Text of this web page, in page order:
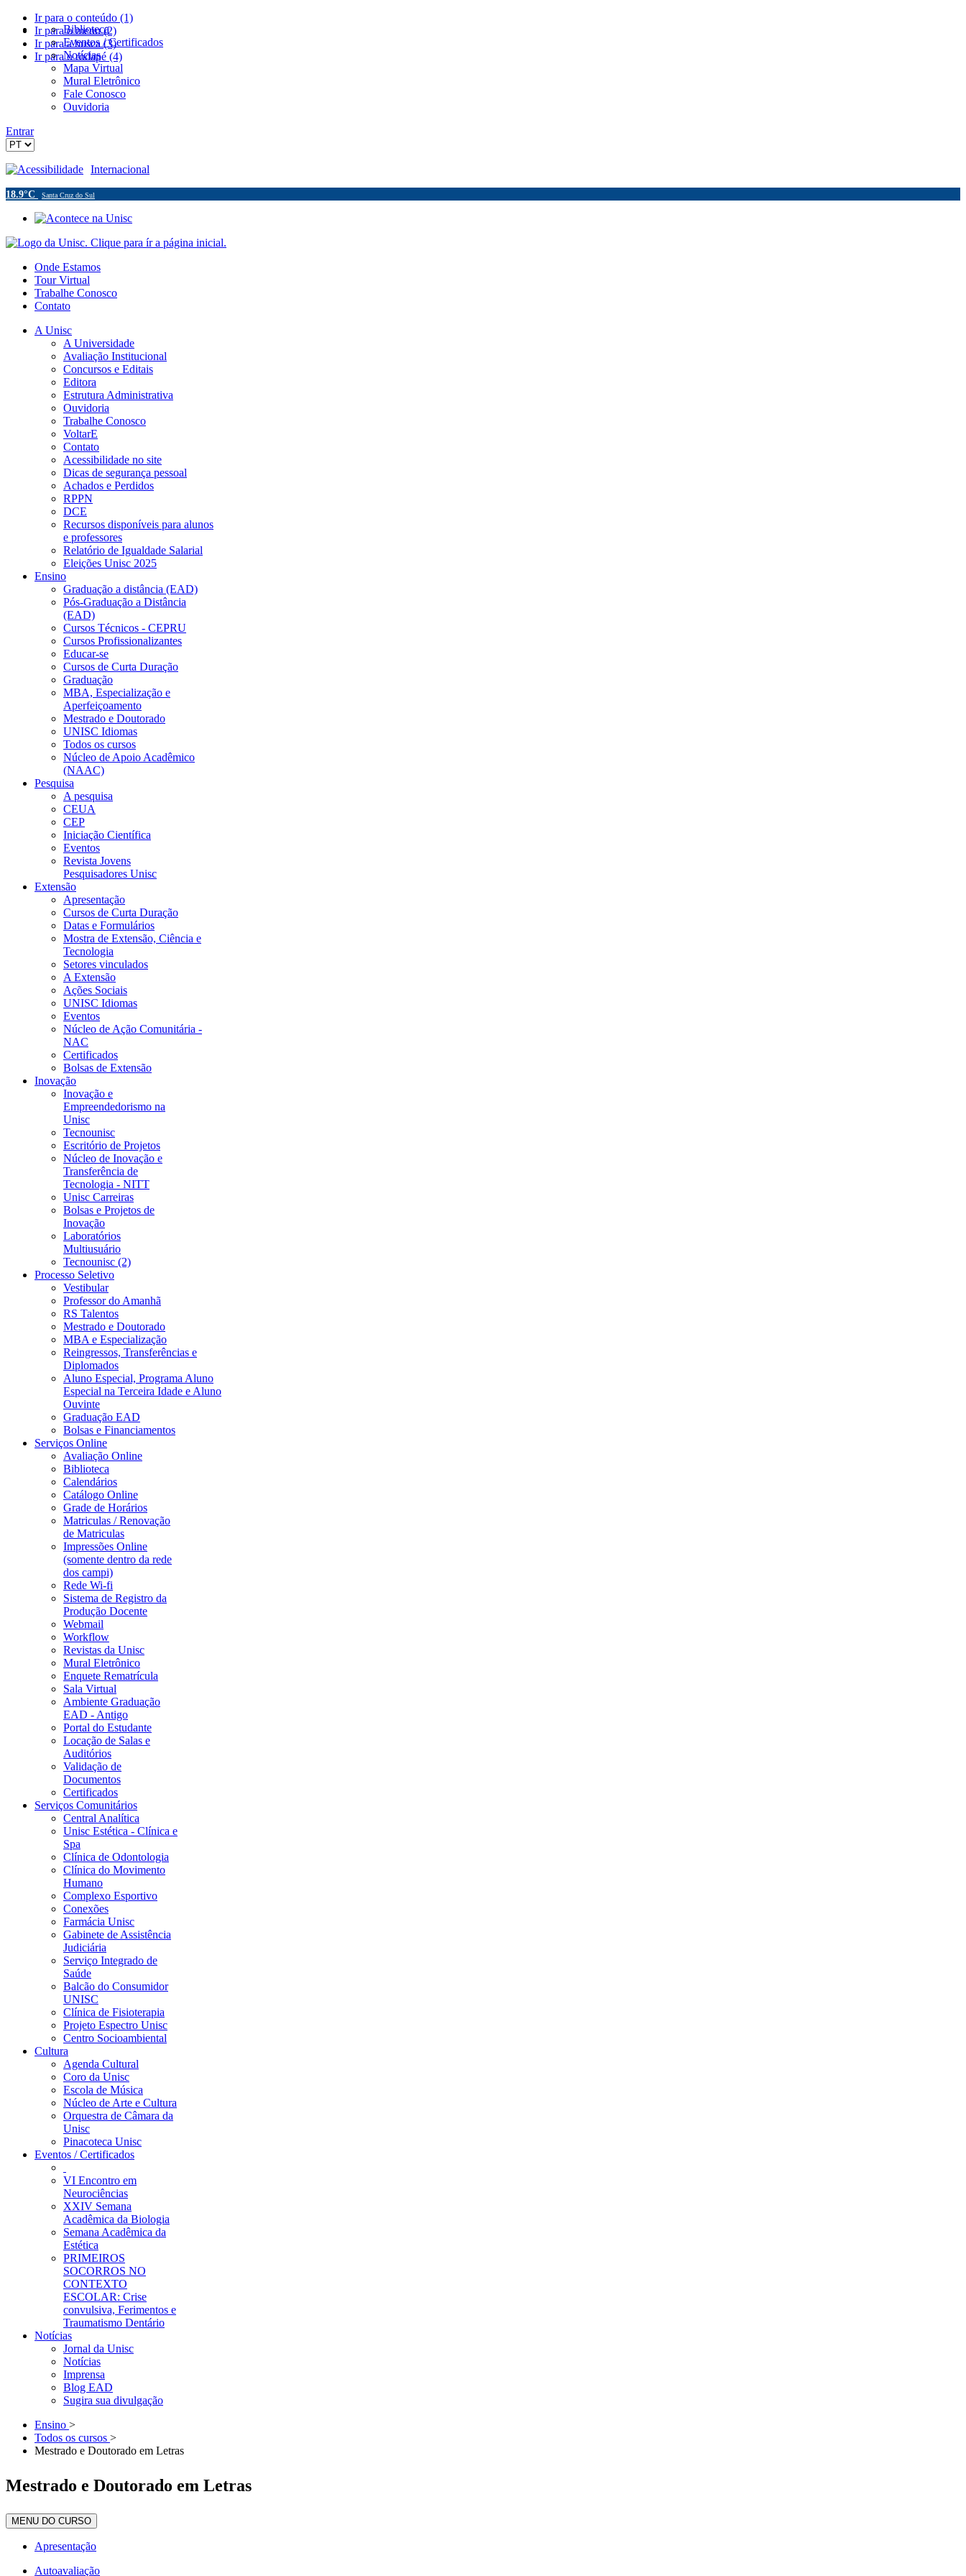
Ir para o conteúdo (1)
Ir para o menu (2)
Ir para a busca (3)
Ir para o rodapé (4)
Biblioteca
Eventos / Certificados
Notícias
Mapa Virtual
Mural Eletrônico
Fale Conosco
Ouvidoria
Entrar
Acessibilidade Internacional
18.9°C Santa Cruz do Sul
Onde Estamos
Tour Virtual
Trabalhe Conosco
Contato
A Unisc
A Universidade
Avaliação Institucional
Concursos e Editais
Editora
Estrutura Administrativa
Ouvidoria
Trabalhe Conosco
VoltarE
Contato
Acessibilidade no site
Dicas de segurança pessoal
Achados e Perdidos
RPPN
DCE
Recursos disponíveis para alunos
e professores
Relatório de Igualdade Salarial
Eleições Unisc 2025
Ensino
Graduação a distância (EAD)
Pós-Graduação a Distância
(EAD)
Cursos Técnicos - CEPRU
Cursos Profissionalizantes
Educar-se
Cursos de Curta Duração
Graduação
MBA, Especialização e
Aperfeiçoamento
Mestrado e Doutorado
UNISC Idiomas
Todos os cursos
Núcleo de Apoio Acadêmico
(NAAC)
Pesquisa
A pesquisa
CEUA
CEP
Iniciação Científica
Eventos
Revista Jovens
Pesquisadores Unisc
Extensão
Apresentação
Cursos de Curta Duração
Datas e Formulários
Mostra de Extensão, Ciência e
Tecnologia
Setores vinculados
A Extensão
Ações Sociais
UNISC Idiomas
Eventos
Núcleo de Ação Comunitária -
NAC
Certificados
Bolsas de Extensão
Inovação
Inovação e
Empreendedorismo na
Unisc
Tecnounisc
Escritório de Projetos
Núcleo de Inovação e
Transferência de
Tecnologia - NITT
Unisc Carreiras
Bolsas e Projetos de
Inovação
Laboratórios
Multiusuário
Tecnounisc (2)
Processo Seletivo
Vestibular
Professor do Amanhã
RS Talentos
Mestrado e Doutorado
MBA e Especialização
Reingressos, Transferências e
Diplomados
Aluno Especial, Programa Aluno
Especial na Terceira Idade e Aluno
Ouvinte
Graduação EAD
Bolsas e Financiamentos
Serviços Online
Avaliação Online
Biblioteca
Calendários
Catálogo Online
Grade de Horários
Matriculas / Renovação
de Matriculas
Impressões Online
(somente dentro da rede
dos campi)
Rede Wi-fi
Sistema de Registro da
Produção Docente
Webmail
Workflow
Revistas da Unisc
Mural Eletrônico
Enquete Rematrícula
Sala Virtual
Ambiente Graduação
EAD - Antigo
Portal do Estudante
Locação de Salas e
Auditórios
Validação de
Documentos
Certificados
Serviços Comunitários
Central Analítica
Unisc Estética - Clínica e
Spa
Clínica de Odontologia
Clínica do Movimento
Humano
Complexo Esportivo
Conexões
Farmácia Unisc
Gabinete de Assistência
Judiciária
Serviço Integrado de
Saúde
Balcão do Consumidor
UNISC
Clínica de Fisioterapia
Projeto Espectro Unisc
Centro Socioambiental
Cultura
Agenda Cultural
Coro da Unisc
Escola de Música
Núcleo de Arte e Cultura
Orquestra de Câmara da
Unisc
Pinacoteca Unisc
Eventos / Certificados
VI Encontro em
Neurociências
XXIV Semana
Acadêmica da Biologia
Semana Acadêmica da
Estética
PRIMEIROS
SOCORROS NO
CONTEXTO
ESCOLAR: Crise
convulsiva, Ferimentos e
Traumatismo Dentário
Notícias
Jornal da Unisc
Notícias
Imprensa
Blog EAD
Sugira sua divulgação
Ensino >
Todos os cursos >
Mestrado e Doutorado em Letras
Mestrado e Doutorado em Letras
MENU DO CURSO
Apresentação
Autoavaliação